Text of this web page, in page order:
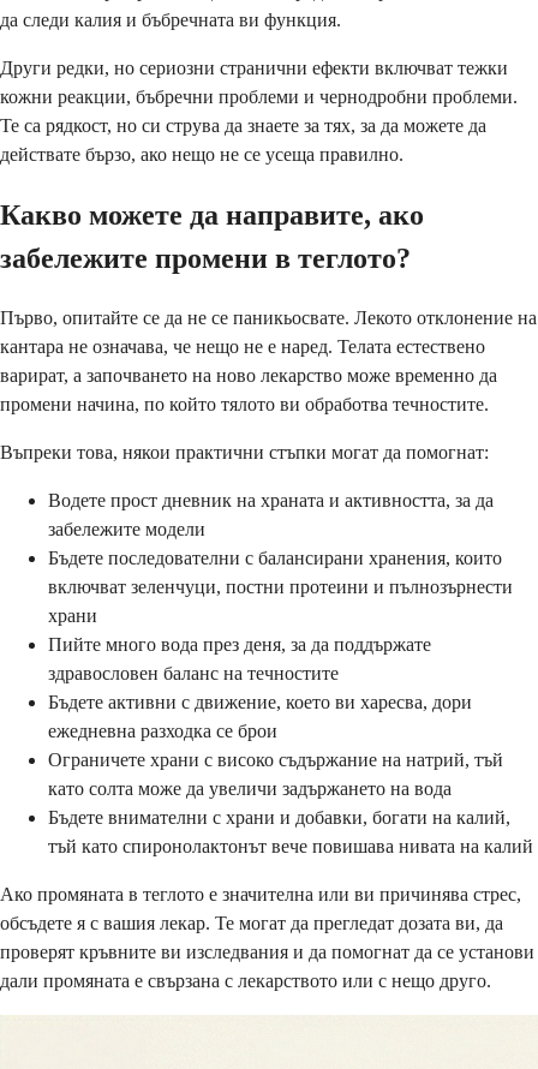
да следи калия и бъбречната ви функция.
Други редки, но сериозни странични ефекти включват тежки
кожни реакции, бъбречни проблеми и чернодробни проблеми.
Те са рядкост, но си струва да знаете за тях, за да можете да
действате бързо, ако нещо не се усеща правилно.
Какво можете да направите, ако
забележите промени в теглото?
Първо, опитайте се да не се паникьосвате. Лекото отклонение на
кантара не означава, че нещо не е наред. Телата естествено
варират, а започването на ново лекарство може временно да
промени начина, по който тялото ви обработва течностите.
Въпреки това, някои практични стъпки могат да помогнат:
Водете прост дневник на храната и активността, за да
забележите модели
Бъдете последователни с балансирани хранения, които
включват зеленчуци, постни протеини и пълнозърнести
храни
Пийте много вода през деня, за да поддържате
здравословен баланс на течностите
Бъдете активни с движение, което ви харесва, дори
ежедневна разходка се брои
Ограничете храни с високо съдържание на натрий, тъй
като солта може да увеличи задържането на вода
Бъдете внимателни с храни и добавки, богати на калий,
тъй като спиронолактонът вече повишава нивата на калий
Ако промяната в теглото е значителна или ви причинява стрес,
обсъдете я с вашия лекар. Те могат да прегледат дозата ви, да
проверят кръвните ви изследвания и да помогнат да се установи
дали промяната е свързана с лекарството или с нещо друго.